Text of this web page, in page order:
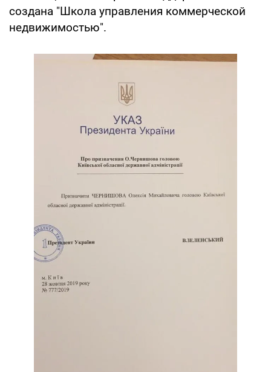
создана "Школа управления коммерческой
недвижимостью".